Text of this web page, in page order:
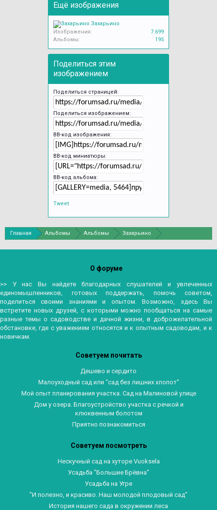
Ещё изображения
Захарьино
Изображения:
7.699
Альбомы:
195
Поделиться этим
изображением
Поделиться страницей:
Поделиться изображением:
BB-код изображения:
BB-код миниатюры:
BB-код альбома:
Tweet
Главная Альбомы Альбомы
Захарьино
О форуме
>> У нас Вы найдете благодарных слушателей и увлеченных
единомышленников, готовых поддержать, помочь советом,
поделиться своими знаниями и опытом. Возможно, здесь Вы
встретите новых друзей, с которыми можно пообщаться на самые
разные темы о садоводстве и дачной жизни, в доброжелательной
обстановке, где с уважением относятся и к опытным садоводам, и к
новичкам.
Советуем почитать
Дешево и сердито
Малоуходный сад или "сад без лишних хлопот"
Мой опыт планирования участка. Сад на Малиновой улице
Дом у озера. Благоустройство участка с речкой и
клюквенным болотом
Приятно познакомиться
Советуем посмотреть
Нескучный сад на хуторе Vuoksela
Усадьба "Большие Брёвна"
Усадьба на Угре
"И полезно, и красиво. Наш молодой плодовый сад"
История нашего сада в окружении леса